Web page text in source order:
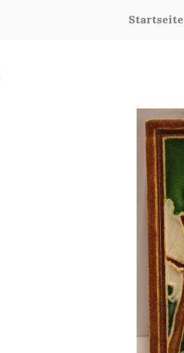
Startseite